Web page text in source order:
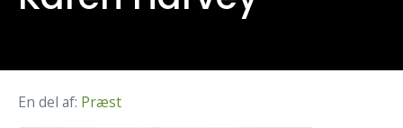
En del af: Præst